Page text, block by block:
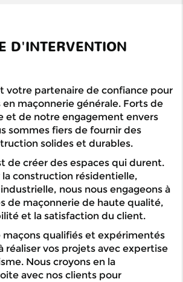
D'INTERVENTION
votre partenaire de confiance pour
maçonnerie générale. Forts de
et de notre engagement envers
sommes fiers de fournir des
solides et durables.
de créer des espaces qui durent.
la construction résidentielle,
nous nous engageons à
de maçonnerie de haute qualité,
et la satisfaction du client.
qualifiés et expérimentés
réaliser vos projets avec expertise
Nous croyons en la
avec nos clients pour